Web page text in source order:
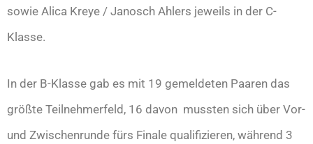
sowie Alica Kreye / Janosch Ahlers jeweils in der C-
Klasse.
In der B-Klasse gab es mit 19 gemeldeten Paaren das
größte Teilnehmerfeld, 16 davon mussten sich über Vor-
und Zwischenrunde fürs Finale qualifizieren, während 3